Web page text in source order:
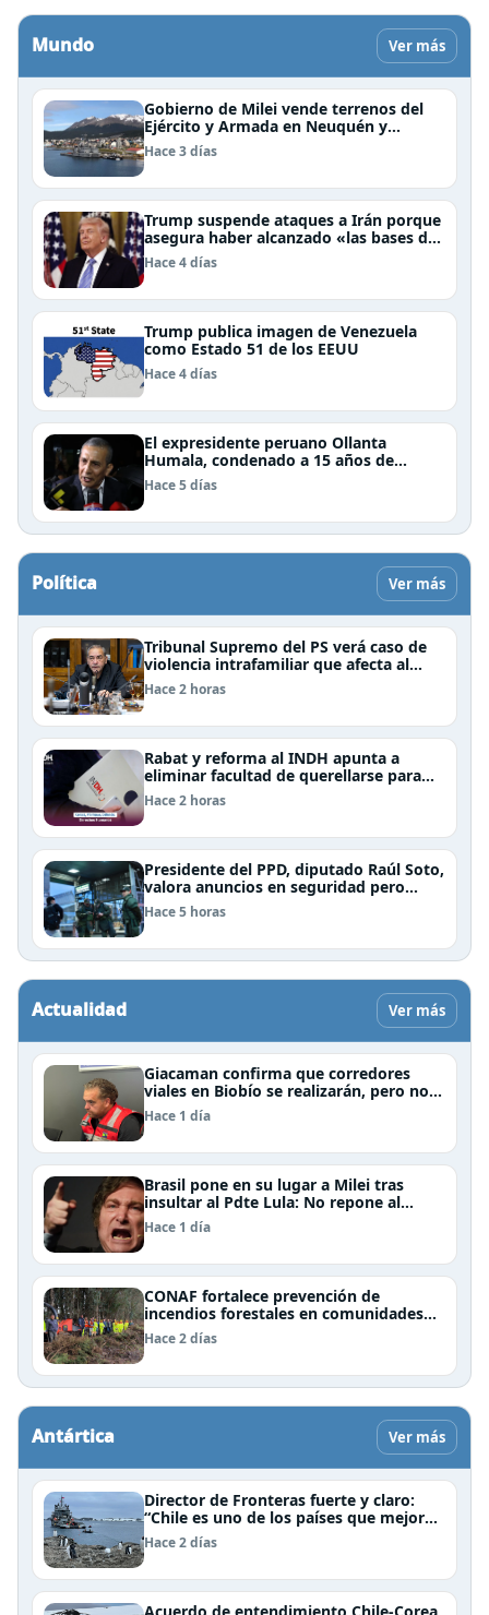
Mundo Ver más
Gobierno de Milei vende terrenos del
Ejército y Armada en Neuquén y
Ushuaia
Hace 3 días
Trump suspende ataques a Irán porque
asegura haber alcanzado «las bases de
un acuerdo»
Hace 4 días
Trump publica imagen de Venezuela
como Estado 51 de los EEUU
Hace 4 días
El expresidente peruano Ollanta
Humala, condenado a 15 años de
cárcel, sale libre al anularse su caso
Hace 5 días
Política Ver más
Tribunal Supremo del PS verá caso de
violencia intrafamiliar que afecta al
senador Fidel Espinoza
Hace 2 horas
Rabat y reforma al INDH apunta a
eliminar facultad de querellarse para
hacerlo “consultivo”
Hace 2 horas
Presidente del PPD, diputado Raúl Soto,
valora anuncios en seguridad pero
advierte ausencia clave: alzamiento del
secreto bancario
Hace 5 horas
Actualidad Ver más
Giacaman confirma que corredores
viales en Biobío se realizarán, pero no
por la vía de la concesión
Hace 1 día
Brasil pone en su lugar a Milei tras
insultar al Pdte Lula: No repone al
embajador en BBSS y rebaja la relación
bilateral
Hace 1 día
CONAF fortalece prevención de
incendios forestales en comunidades
de Temuco y Galvarino
Hace 2 días
Antártica Ver más
Director de Fronteras fuerte y claro:
“Chile es uno de los países que mejor
derechos tiene para sustentar una
reclamación de territorio antártico”
Hace 2 días